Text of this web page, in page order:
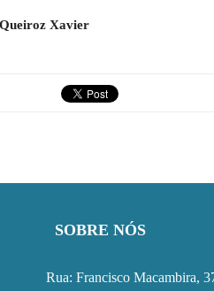
Xavier
SOBRE NÓS
Rua: Francisco Macambira,